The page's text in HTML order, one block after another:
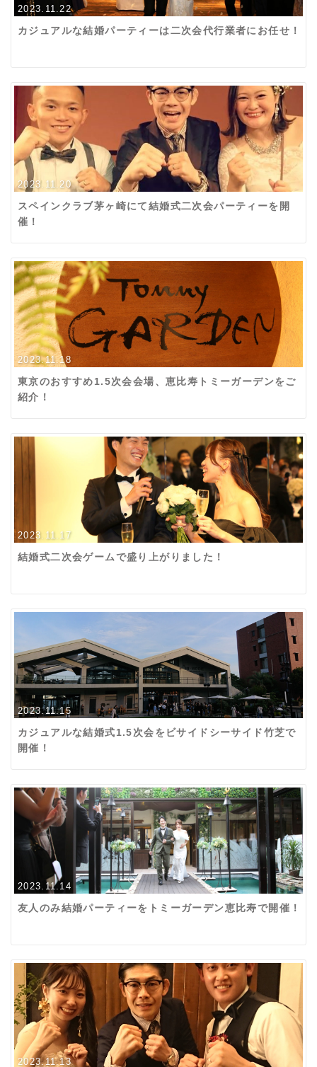
2023.11.22
カジュアルな結婚パーティーは二次会代行業者にお任せ！
2023.11.20
スペインクラブ茅ヶ崎にて結婚式二次会パーティーを開
催！
2023.11.18
東京のおすすめ1.5次会会場、恵比寿トミーガーデンをご
紹介！
2023.11.17
結婚式二次会ゲームで盛り上がりました！
2023.11.15
カジュアルな結婚式1.5次会をビサイドシーサイド竹芝で
開催！
2023.11.14
友人のみ結婚パーティーをトミーガーデン恵比寿で開催！
2023.11.13